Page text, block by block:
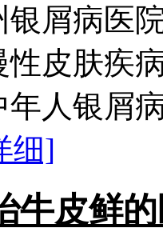
屑病医
性皮肤疾
年人银屑
细]
牛皮鲜